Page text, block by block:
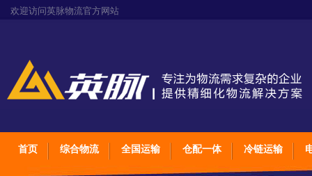
欢迎访问英脉物流官方网站
首页 综合物流 全国运输 仓配一体 冷链运输